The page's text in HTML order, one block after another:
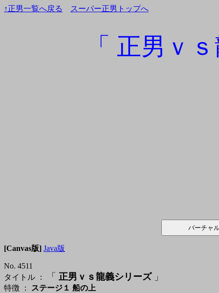
↑正男一覧へ戻る スーパー正男トップへ
「 正男ｖ
[Canvas版] Java版
No. 4511
タイトル ：
「 正男ｖｓ龍義シリーズ」
特徴 ：
ステージ１ 船の上